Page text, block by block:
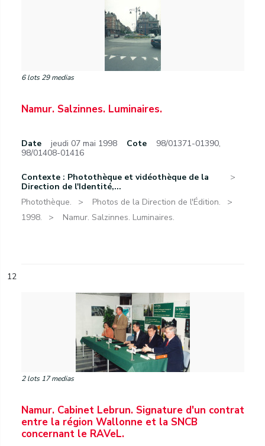
6 lots 29 medias
Namur. Salzinnes. Luminaires.
Date jeudi 07 mai 1998 Cote
98/01371-01390,
98/01408-01416
Contexte : Photothèque et vidéothèque de la
Direction de l'Identité,...
Photothèque.
Photos de la Direction de l'Édition.
1998.
Namur. Salzinnes. Luminaires.
12
2 lots 17 medias
Namur. Cabinet Lebrun. Signature d'un contrat
entre la région Wallonne et la SNCB
concernant le RAVeL.